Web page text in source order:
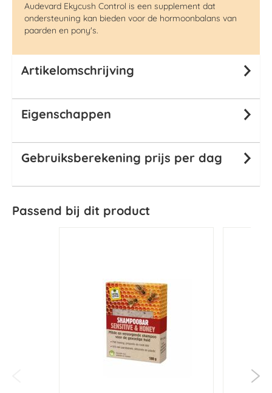
Audevard Ekycush Control is een supplement dat
ondersteuning kan bieden voor de hormoonbalans van
paarden en pony's.
Artikelomschrijving
Eigenschappen
Gebruiksberekening prijs per dag
Passend bij dit product